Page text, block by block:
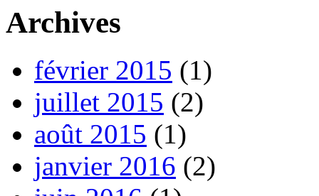
Archives
février 2015 (1)
juillet 2015 (2)
août 2015 (1)
janvier 2016 (2)